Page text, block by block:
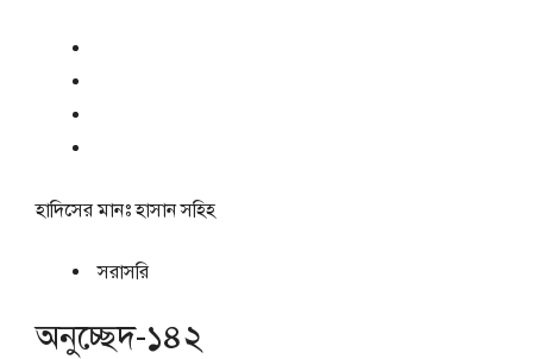
হাদিসের মানঃহাসান সহিহ
সরাসরি
অনুচ্ছেদ-১৪২